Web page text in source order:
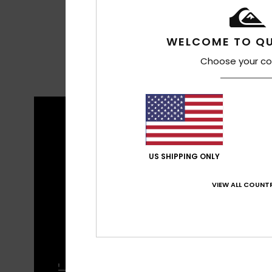
COUPE
WELCOME TO
Choose your
US SHIPPING ONLY
VIEW ALL